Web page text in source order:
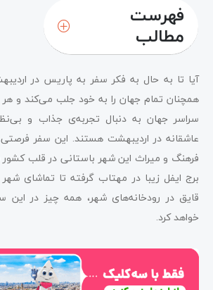
فهرست
مطالب
13 کاری که باید در اردیبهشت ماه در پاریس انجام دهید
آیا تا به حال به فکر سفر به پاریس در
همچنان تمام جهان را به خود جلب می‌کند و هر
سراسر جهان به دنبال تجربه‌ی جذاب و
عاشقانه در اردیبهشت هستند. این سفر فرصتی
فرهنگ و میراث این شهر باستانی در قلب کشور
برج ایفل زیبا در مهتاب گرفته تا تماشای
قایق در رودخانه‌های شهر، همه چیز در این
خواهد کرد.